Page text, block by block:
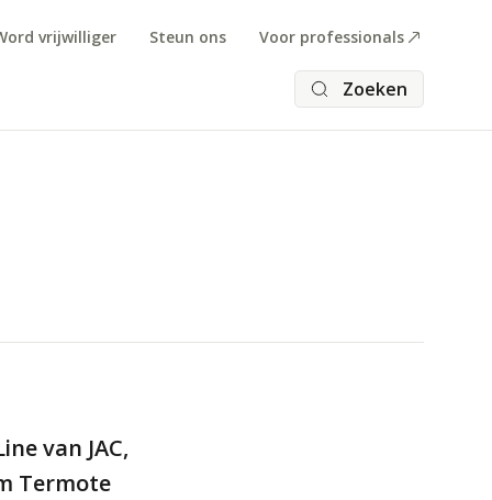
Zoeken
vrijwilliger Steun ons Voor professionals
van JAC,
Termote